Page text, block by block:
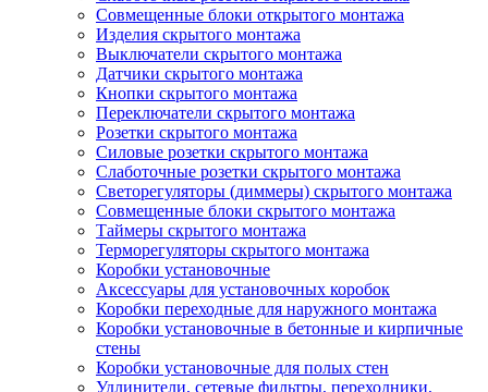
Совмещенные блоки открытого монтажа
Изделия скрытого монтажа
Выключатели скрытого монтажа
Датчики скрытого монтажа
Кнопки скрытого монтажа
Переключатели скрытого монтажа
Розетки скрытого монтажа
Силовые розетки скрытого монтажа
Слаботочные розетки скрытого монтажа
Светорегуляторы (диммеры) скрытого монтажа
Совмещенные блоки скрытого монтажа
Таймеры скрытого монтажа
Терморегуляторы скрытого монтажа
Коробки установочные
Аксессуары для установочных коробок
Коробки переходные для наружного монтажа
Коробки установочные в бетонные и кирпичные
стены
Коробки установочные для полых стен
Удлинители, сетевые фильтры, переходники,